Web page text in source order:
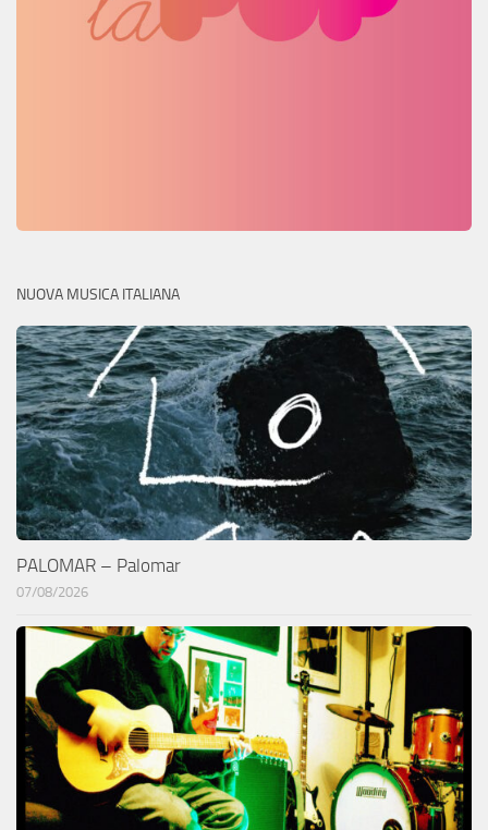
NUOVA MUSICA ITALIANA
PALOMAR – Palomar
07/08/2026